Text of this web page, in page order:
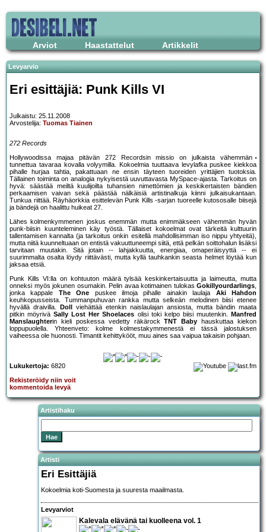
Arviot Haastattelut Artikkelit
Levyarvio
Eri esittäjiä: Punk Kills VI
Julkaistu: 25.11.2008
Arvostelija: Tuomas Tiainen
272 Records
Hollywoodissa majaa pitävän 272 Recordsin missio on julkaista vähemmän
tunnettua tavaraa kovalla volyymilla. Kokoelmia tuuttaava levylafka puskee kiekkoa
pihalle hurjaa tahtia, pakattuaan ne ensin täyteen tuoreiden yrittäjien tuotoksia.
Tällainen toiminta on analogia nykyisestä uuvuttavasta MySpace-ajasta. Tarkoitus on
hyvä: säästää meiltä kuulijoilta tuhansien nimettömien ja keskikertaisten bändien
perkaamisen vaivan sekä päästää nälkäisiä artistinalkuja kiinni julkaisukantaan.
Tunkua riittää. Räyhäorkkia esittelevän Punk Kills -sarjan tuoreelle kutososalle biisejä
ja bändejä on haalittu huikeat 27.
Lähes kolmenkymmenen joskus enemmän mutta enimmäkseen vähemmän hyvän
punk-biisin kuunteleminen käy työstä. Tällaiset kokoelmat ovat tärkeitä kulttuurin
tallentamisen kannalta (ja tarkoitus onkin esitellä mahdollisimman iso nippu yhtyeitä),
mutta niitä kuunneltuaan on entistä vakuuttuneempi siitä, että pelkän soittohalun lisäksi
tarvitaan muutakin. Sitä jotain -- lahjakkuutta, energiaa, omaperäisyyttä -- ei
suurimmalta osalta löydy riittävästi, mutta kyllä tauhkankin seasta helmet löytää kun
jaksaa etsiä.
Punk Kills VI:lla on kohtuuton määrä tylsää keskinkertaisuutta ja laimeutta, mutta
onneksi myös jokunen osumakin. Pelin avaa kotimainen tulokas Gokillyourdarlings,
jonka kappale The One puskee ilmoja pihalle ainakin laulaja Aki Hahdon
keuhkopusseista. Tummanpuhuvan rankka mutta selkeän melodinen biisi etenee
hyvällä draivilla.
Doll
viehättää etenkin naislaulajan ansiosta, mutta bändin maata
pitkin möyriväSally Lost Her Shoelaces olisi toki kelpo biisi muutenkin.
Manfred
Manslaughterin kieli poskessa vedetty räkärockTNT Baby hauskuttaa kiekon
loppupuolella. Yhteenveto: kolme kolmestakymmenestä ei tässä jalostuksen
vaiheessa ole huonosti. Timantit kehittykööt, muu aines saa vaipua takaisin pohjaan.
Lukukertoja: 6820
Rekisteröidy niin voit
kommentoida levyä
Artistihaku
Artisti
Eri Esittäjiä
Kokoelmia koti-Suomesta ja suuresta maailmasta.
Levyarviot
Kalevala elävänä tai kuolleena vol. 1